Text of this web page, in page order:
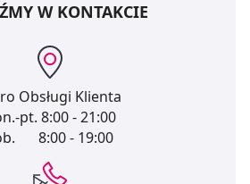
W KONTAKCIE
Obsługi Klienta
pt. 8:00 - 21:00
8:00 - 19:00